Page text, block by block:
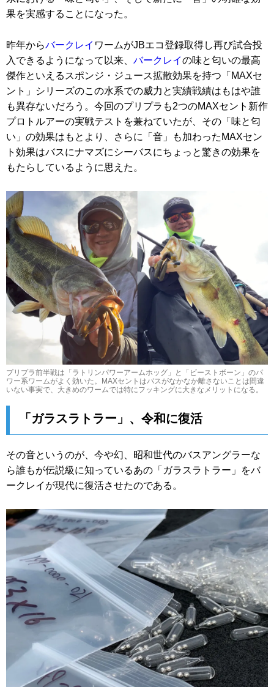
果を実感することになった。
昨年からバークレイ ワームがJBエコ登録取得し再び試合投
入できるようになって以来、 バークレイの味と匂いの最高
傑作といえるスポンジ・ジュース拡散効果を持つ「MAXセ
ント」シリーズのこの水系での威力と実績戦績はもはや誰
も異存ないだろう。今回のプリプラも2つのMAXセント新作
プロトルアーの実戦テストを兼ねていたが、その「味と匂
い」の効果はもとより、さらに「音」も加わったMAXセン
ト効果はバスにナマズにシーバスにちょっと驚きの効果を
もたらしているように思えた。
プリプラ前半戦は「ラトリンパワーアームホッグ」と「ビーストボーン」のパ
ワー系ワームがよく効いた。MAXセントはバスがなかなか離さないことは間違
いない事実で、大きめのワームでは特にフッキングに大きなメリットになる。
「ガラスラトラー」、令和に復活
その音というのが、今や幻、昭和世代のバスアングラーな
ら誰もが伝説級に知っているあの「ガラスラトラー」をバ
ークレイが現代に復活させたのである。